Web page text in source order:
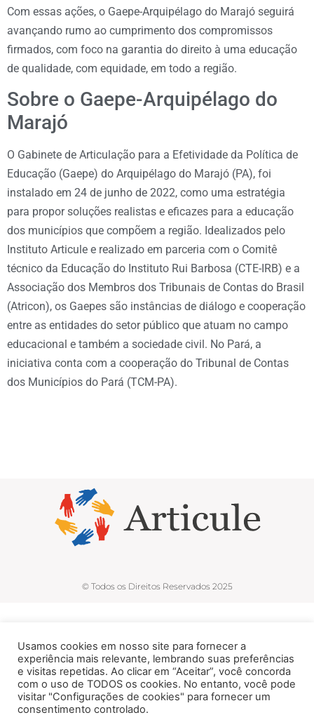
Com essas ações, o Gaepe-Arquipélago do Marajó seguirá
avançando rumo ao cumprimento dos compromissos
firmados, com foco na garantia do direito à uma educação
de qualidade, com equidade, em todo a região.
Sobre o Gaepe-Arquipélago do
Marajó
O Gabinete de Articulação para a Efetividade da Política de
Educação (Gaepe) do Arquipélago do Marajó (PA), foi
instalado em 24 de junho de 2022, como uma estratégia
para propor soluções realistas e eficazes para a educação
dos municípios que compõem a região. Idealizados pelo
Instituto Articule e realizado em parceria com o Comitê
técnico da Educação do Instituto Rui Barbosa (CTE-IRB) e a
Associação dos Membros dos Tribunais de Contas do Brasil
(Atricon), os Gaepes são instâncias de diálogo e cooperação
entre as entidades do setor público que atuam no campo
educacional e também a sociedade civil. No Pará, a
iniciativa conta com a cooperação do Tribunal de Contas
dos Municípios do Pará (TCM-PA).
© Todos os Direitos Reservados 2025
Usamos cookies em nosso site para fornecer a
experiência mais relevante, lembrando suas preferências
e visitas repetidas. Ao clicar em “Aceitar”, você concorda
com o uso de TODOS os cookies. No entanto, você pode
visitar "Configurações de cookies" para fornecer um
consentimento controlado.